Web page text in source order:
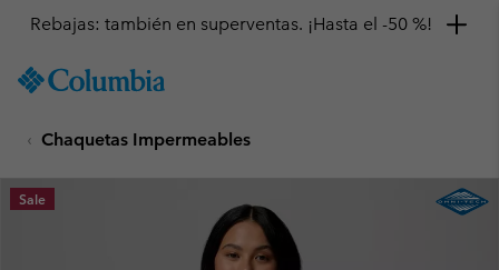
TO
SKIP
MAIN
NAV
Rebajas: también en superventas. ¡Hasta el -50 %!
Chaquetas Impermeables
Sale